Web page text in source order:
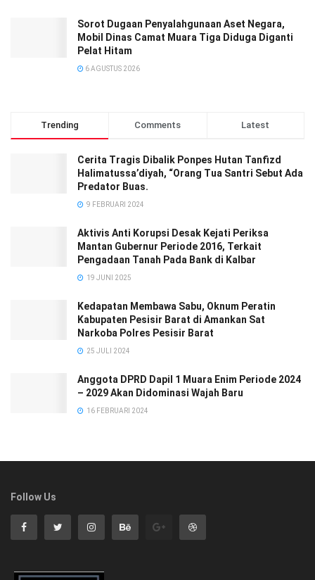
Sorot Dugaan Penyalahgunaan Aset Negara,
Mobil Dinas Camat Muara Tiga Diduga Diganti
Pelat Hitam
6 AGUSTUS 2026
Trending Comments Latest
Cerita Tragis Dibalik Ponpes Hutan Tanfizd
Halimatussa’diyah, “Orang Tua Santri Sebut Ada
Predator Buas.
9 FEBRUARI 2024
Aktivis Anti Korupsi Desak Kejati Periksa
Mantan Gubernur Periode 2016, Terkait
Pengadaan Tanah Pada Bank di Kalbar
19 JUNI 2025
Kedapatan Membawa Sabu, Oknum Peratin
Kabupaten Pesisir Barat di Amankan Sat
Narkoba Polres Pesisir Barat
25 JULI 2024
Anggota DPRD Dapil 1 Muara Enim Periode 2024
– 2029 Akan Didominasi Wajah Baru
16 FEBRUARI 2024
Follow Us